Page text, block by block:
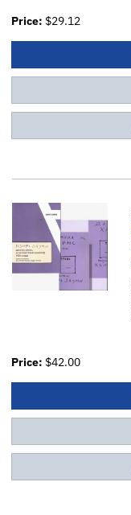
Price: $29.12
Price: $42.00